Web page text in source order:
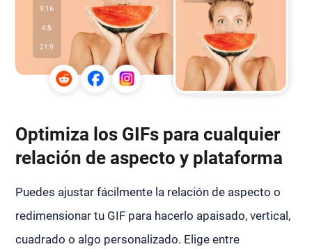
Optimiza los GIFs para cualquier
relación de aspecto y plataforma
Puedes ajustar fácilmente la relación de aspecto o
redimensionar tu GIF para hacerlo apaisado, vertical,
cuadrado o algo personalizado. Elige entre